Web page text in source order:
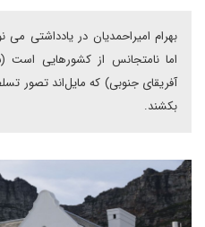
بهرام امیراحمدیان در یادداشتی
اما نامتجانس از کشورهایی است
آفریقای جنوبی) که مایل‌اند تصور
بکشند.